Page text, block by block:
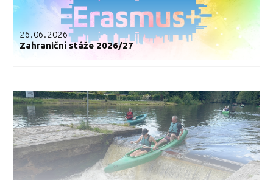
26.06.2026
Zahraniční stáže 2026/27